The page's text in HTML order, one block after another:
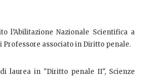
l’Abilitazione Nazionale Scientifica a
Professore associato in Diritto penale.
laurea in "Diritto penale II", Scienze